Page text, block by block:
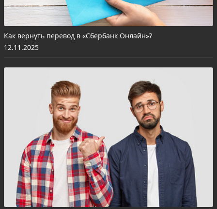
Как вернуть перевод в «Сбербанк Онлайн»?
12.11.2025